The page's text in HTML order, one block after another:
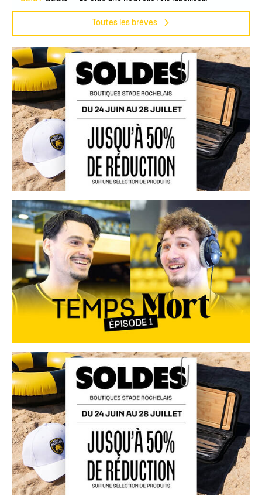
Toutes les brèves